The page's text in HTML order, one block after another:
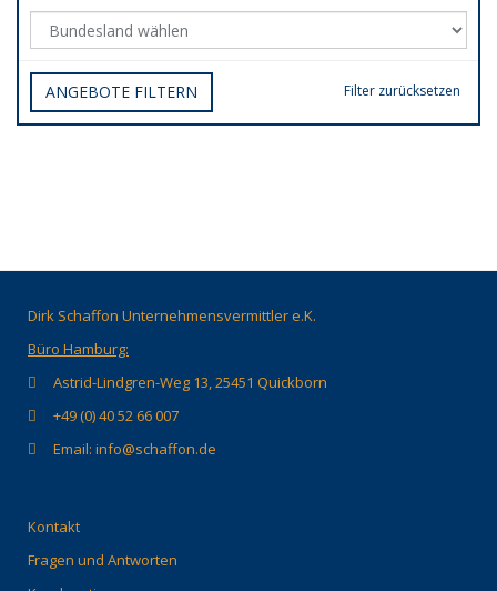
Filter zurücksetzen
ANGEBOTE FILTERN
Dirk Schaffon Unternehmensvermittler e.K.
Büro Hamburg:
Astrid-Lindgren-Weg 13, 25451 Quickborn
+49 (0) 40 52 66 007
Email: info@schaffon.de
Kontakt
Fragen und Antworten